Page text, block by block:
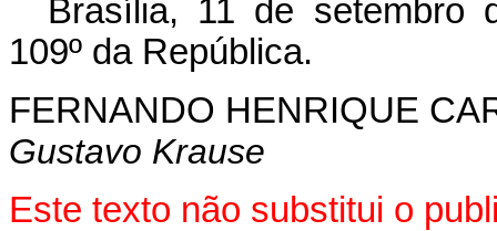
Brasília, 11 de setembro
109º da República.
FERNANDO HENRIQUE
Gustavo Krause
Este texto não substitui o